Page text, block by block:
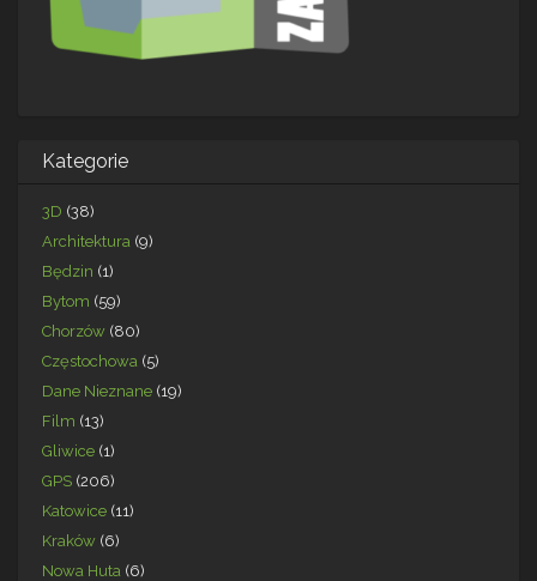
Kategorie
3D (38)
Architektura (9)
Będzin (1)
Bytom (59)
Chorzów (80)
Częstochowa (5)
Dane Nieznane (19)
Film (13)
Gliwice (1)
GPS (206)
Katowice (11)
Kraków (6)
Nowa Huta (6)